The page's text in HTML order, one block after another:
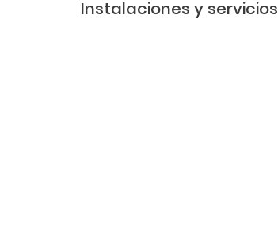
Instalaciones y servicios